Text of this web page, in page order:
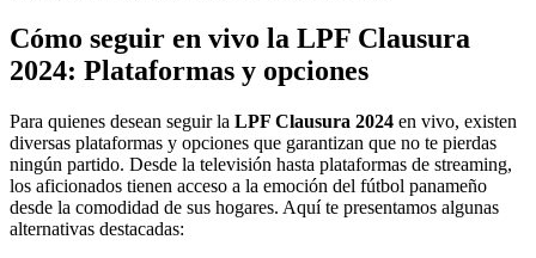
Cómo seguir en vivo la LPF Clausura
2024: Plataformas y opciones
Para quienes desean seguir la LPF Clausura 2024 en vivo, existen
diversas plataformas y opciones que garantizan que no te pierdas
ningún partido. Desde la televisión hasta plataformas de streaming,
los aficionados tienen acceso a la emoción del fútbol panameño
desde la comodidad de sus hogares. Aquí te presentamos algunas
alternativas destacadas: